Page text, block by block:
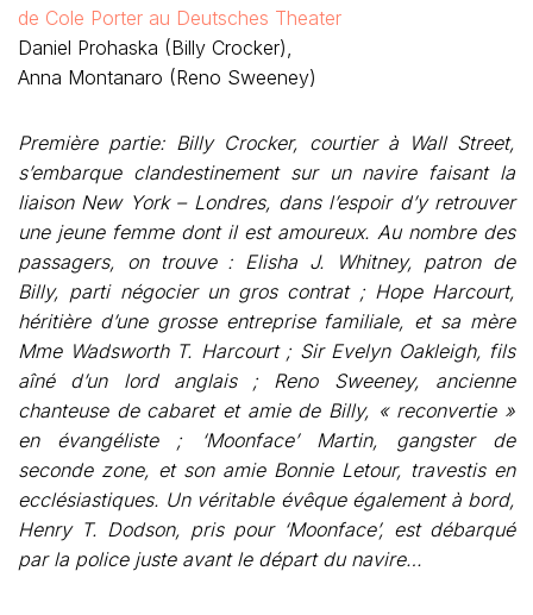
Daniel Prohaska (Billy Crocker),
Anna Montanaro (Reno Sweeney)
Première partie: Billy Crocker, courtier à Wall Street,
s’embarque clandestinement sur un navire faisant la
liaison New York – Londres, dans l’espoir d’y retrouver
une jeune femme dont il est amoureux. Au nombre des
passagers, on trouve : Elisha J. Whitney, patron de
Billy, parti négocier un gros contrat ; Hope Harcourt,
héritière d’une grosse entreprise familiale, et sa mère
Mme Wadsworth T. Harcourt ; Sir Evelyn Oakleigh, fils
aîné d’un lord anglais ; Reno Sweeney, ancienne
chanteuse de cabaret et amie de Billy, « reconvertie »
en évangéliste ; ‘Moonface’ Martin, gangster de
seconde zone, et son amie Bonnie Letour, travestis en
ecclésiastiques. Un véritable évêque également à bord,
Henry T. Dodson, pris pour ‘Moonface’, est débarqué
par la police juste avant le départ du navire…